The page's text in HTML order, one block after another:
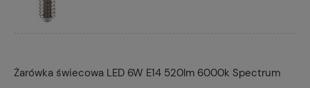
Żarówka świecowa LED 6W E14 520lm 6000k Spectrum